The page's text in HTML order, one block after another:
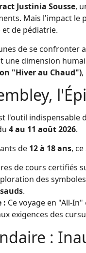
Justinia Sousse,
Mais l'impact le
de pédiatrie.
de se
dimension
"Hiver au Chaud")
l'outil
4 au 11 août 2026.
de 12 à 18 ans,
de cours certifiés
des
.
: Ce voyage en "All-
exigences des
: